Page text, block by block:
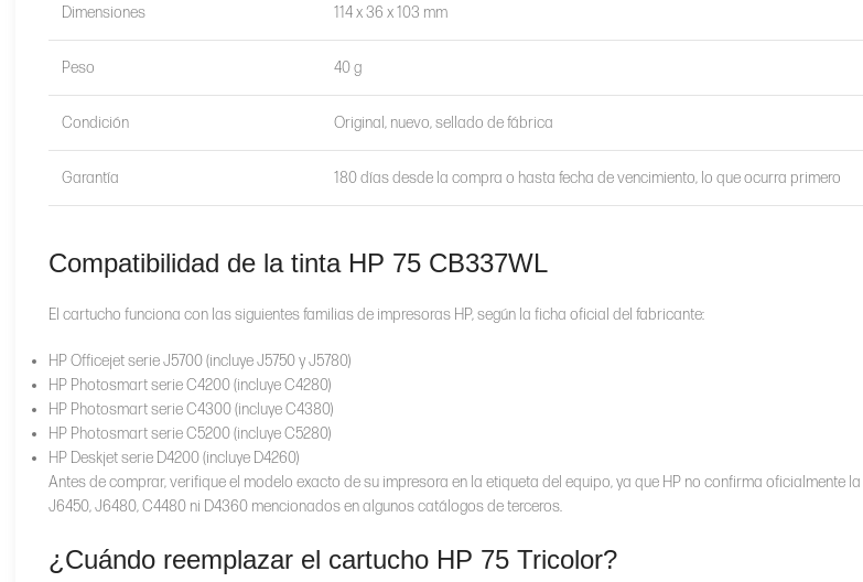
Dimensiones 114 x 36 x 103 mm
Peso 40 g
Condición Original, nuevo, sellado de fábrica
Garantía 180 días desde la compra o hasta fecha de vencimiento, lo que ocurra primero
Compatibilidad de la tinta HP 75 CB337WL
El cartucho funciona con las siguientes familias de impresoras HP, según la ficha oficial del fabricante:
HP Officejet serie J5700 (incluye J5750 y J5780)
HP Photosmart serie C4200 (incluye C4280)
HP Photosmart serie C4300 (incluye C4380)
HP Photosmart serie C5200 (incluye C5280)
HP Deskjet serie D4200 (incluye D4260)
Antes de comprar, verifique el modelo exacto de su impresora en la etiqueta del equipo, ya que HP no confirma oficialmente
J6450, J6480, C4480 ni D4360 mencionados en algunos catálogos de terceros.
¿Cuándo reemplazar el cartucho HP 75 Tricolor?